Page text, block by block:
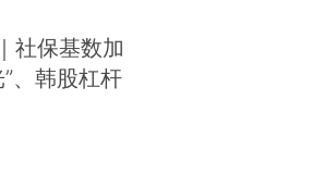
社保基数加
、韩股杠杆